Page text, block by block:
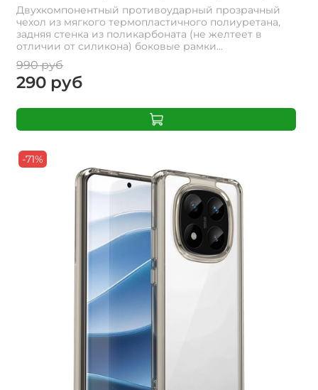
Двухкомпонентный противоударный прозрачный
чехол из мягкого термопластичного полиуретана,
задняя стенка из поликарбоната (не желтеет в
отличии от силикона) боковые рамки...
990 руб
290 руб
-71%